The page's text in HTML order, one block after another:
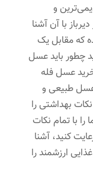
و
با آن آشنا
که مقابل یک
چطور باید عسل
عسل فله
طبیعی و
بهداشتی را
با تمام نکات
کنید، آشنا
ارزشمند را